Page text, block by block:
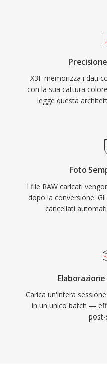
X3F memorizza i dati
con la sua cattura
legge questa
Foto
I file RAW caricati
dopo la conversione.
cancellati
Carica un'intera
in un unico batch —